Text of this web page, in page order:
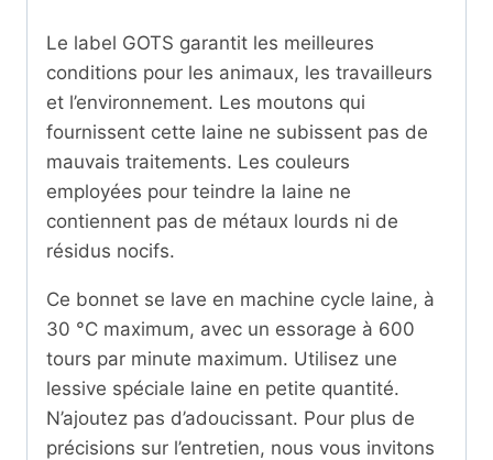
Le label GOTS garantit les meilleures
conditions pour les animaux, les travailleurs
et l’environnement. Les moutons qui
fournissent cette laine ne subissent pas de
mauvais traitements. Les couleurs
employées pour teindre la laine ne
contiennent pas de métaux lourds ni de
résidus nocifs.
Ce bonnet se lave en machine cycle laine, à
30 °C maximum, avec un essorage à 600
tours par minute maximum. Utilisez une
lessive spéciale laine en petite quantité.
N’ajoutez pas d’adoucissant. Pour plus de
précisions sur l’entretien, nous vous invitons